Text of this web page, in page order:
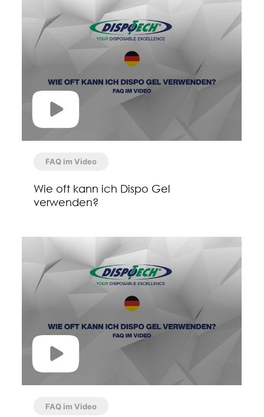
FAQ im Video
Wie oft kann ich Dispo Gel
verwenden?
FAQ im Video